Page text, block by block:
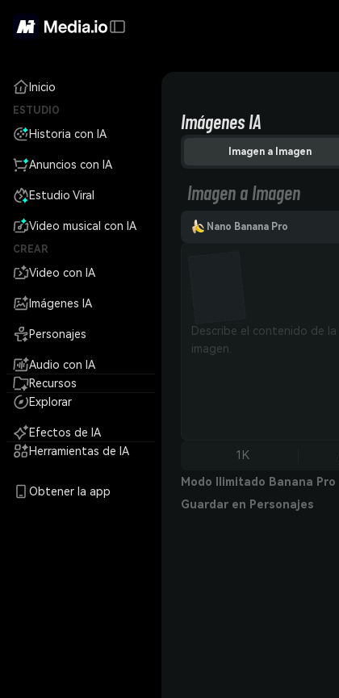
Inicio
ESTUDIO
Historia con IA
Anuncios con IA
Estudio Viral
Video musical con IA
CREAR
Video con IA
Imágenes IA
Personajes
Audio con IA
Recursos
Explorar
Efectos de IA
Herramientas de IA
Obtener la app
Imágenes IA
Imagen a Imagen
Imagen a Imagen
Nano Banana Pro
1K
Modo Ilimitado Banana Pro
Guardar en Personajes